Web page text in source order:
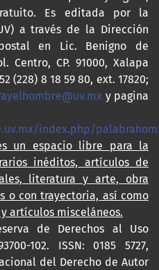
Es editada por la
a través de la Dirección
en Lic. Benigno de
Centro, CP. 91000, Xalapa
(228) 8 18 59 80, ext. 17820;
y pagina
index.php/
un espacio libre para la
inéditos, artículos de
literatura y arte, obra
o con trayectoria, así como
artículos misceláneos.
de Derechos al Uso
102. ISSN: 0185 5727,
del Derecho de Autor